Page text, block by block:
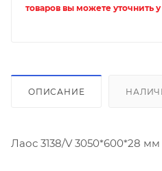
товаров вы можете уточнить
ОПИСАНИЕ
Лаос 3138/V 3050*600*28